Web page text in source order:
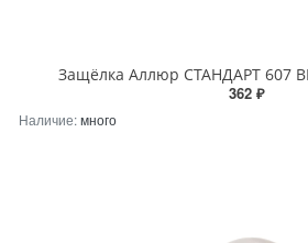
Защёлка Аллюр СТАНДАРТ 607
362 ₽
Наличие:много